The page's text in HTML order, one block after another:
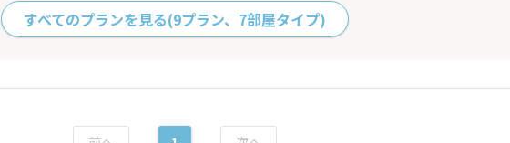
すべてのプランを見る(9プラン、7部屋タイプ)